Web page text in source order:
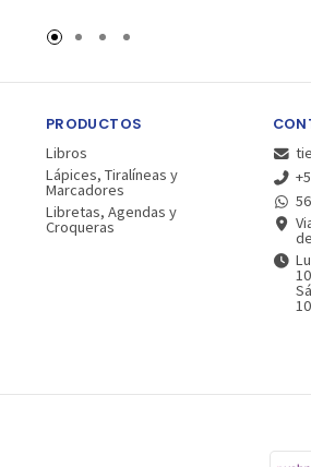
PRODUCTOS
Libros
Lápices, Tiralíneas y
Marcadores
Libretas, Agendas y
Croqueras